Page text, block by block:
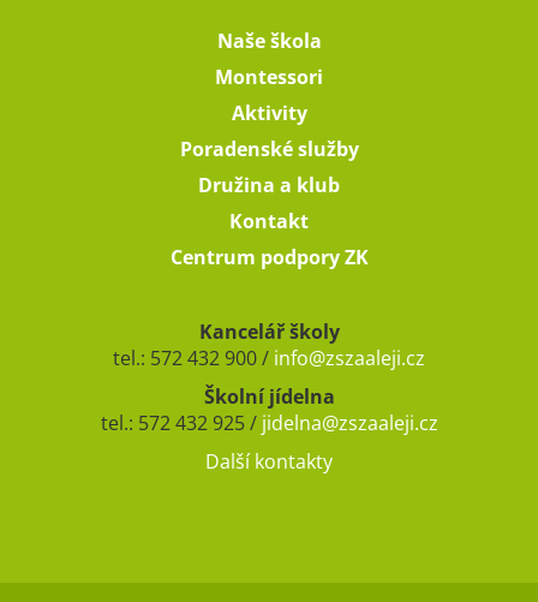
Naše škola
Montessori
Aktivity
Poradenské služby
Družina a klub
Kontakt
Centrum podpory ZK
Kancelář školy
tel.: 572 432 900 / info@zszaaleji.cz
Školní jídelna
tel.: 572 432 925 / jidelna@zszaaleji.cz
Další kontakty